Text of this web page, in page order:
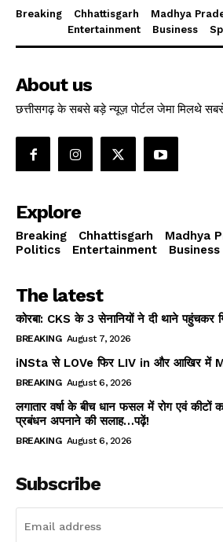
Breaking Chhattisgarh Madhya
Entertainment
Business
About us
छत्तीसगढ़ के सबसे बड़े न्यूज़ पोर्टल जेमा मिलथे
Explore
Breaking Chhattisgarh Madhya
Politics
Entertainment Business
The latest
कोरबा: CKS के 3 सेनानियों ने दी थाने पहुंचकर
BREAKING August 7, 2026
iNSta से LOVe फिर LIV in और आखिर में
BREAKING August 6, 2026
लगातार वर्षा के बीच धान फसल में रोग एवं कीटों
प्रबंधन अपनाने की सलाह…पढ़ें!
BREAKING August 6, 2026
Subscribe